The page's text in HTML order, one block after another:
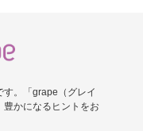
す。「grape（グレイ
かになるヒントをお